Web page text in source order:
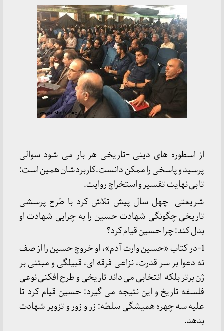
از اسطوره های دینی -تاریخی هر بار می شود سوالی
پرسید و پاسخی را ممکن دانست.کاربردشان همین است:
تا بی نهایت تفسیر و استخراج روایت.
شریعتی چهل سال پیش تلاش کرد با طرح پرسشی
تاریخی چگونگی شهادت حسین را به چرایی شهادت او
بدل کند: چرا حسین قیام کرد؟
1-در کتاب «حسین وارث آدم»، او خروج حسین را از صف
نه دعوا بر سر قدرت، نزاعی فرقه ای، قبیلگی و مبتنی بر
ژن برتر بلکه انتخابی می داند تاریخی و طرح افکنی نوعی
فلسفه تاریخ و این نتیجه می گیرد: حسین قیام کرد تا
علیه سه چهره همیشگی سلطه: زر و زور و تزویر شهادت
بدهد.